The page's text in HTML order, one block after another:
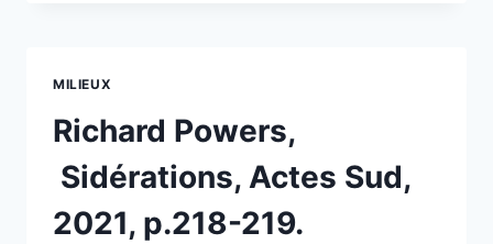
MONTIGNY
EN
GOHELLE
MILIEUX
Richard Powers,
Sidérations, Actes Sud,
2021, p.218-219.